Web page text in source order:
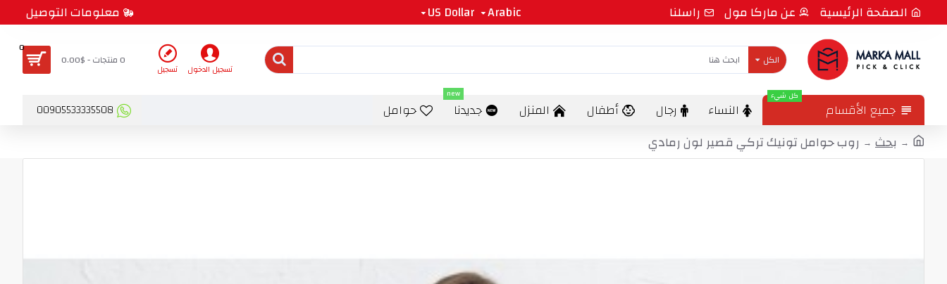
الصفحة الرئيسية عن ماركا مول راسلنا Arabic
US Dollar معلومات التوصيل
الكل
تسجيل الدخول تسجيل
0 منتجات - $0.00
0
جميع الأقسام
كل شيء
النساء رجال أطفال المنزل جديدنا
new
حوامل 00905533335508
بحث روب حوامل تونيك تركي قصير لون رمادي